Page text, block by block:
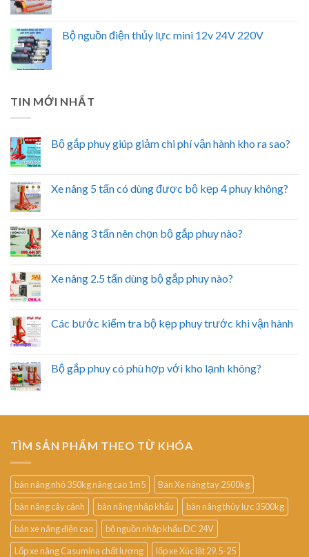
Bộ nguồn điện thủy lực mini 12v 24V 220V
TIN MỚI NHẤT
Bộ gắp phuy giúp giảm chi phí vận hành kho ra sao?
Xe nâng 5 tấn có dùng được bộ kẹp 4 phuy không?
Xe nâng 3 tấn nên chọn bộ gắp phuy nào?
Xe nâng 2.5 tấn dùng bộ gắp phuy nào?
Các bước kiểm tra bộ kẹp phuy trước khi vận hành
Bộ gắp phuy có phù hợp với kho lạnh không?
TÌM SẢN PHẨM THEO TỪ KHÓA
bàn nâng nhỏ 350kg nâng cao 1m5
Bán Xe nâng tay 2500kg
bàn nâng cây cảnh
bàn nâng nhập khẩu
bàn nâng thủy lực 3500kg
bán xe nâng điện cao
bộ nguồn nhập khẩu DC 24V
Lốp xe nâng Casumina chất lượng
lốp xe Xúc lật 29.5-25